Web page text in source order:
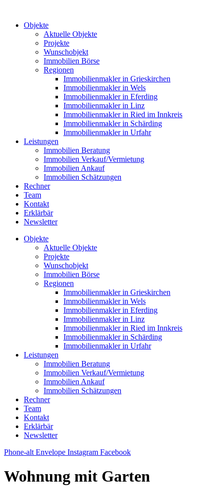
Objekte
Aktuelle Objekte
Projekte
Wunschobjekt
Immobilien Börse
Regionen
Immobilienmakler in Grieskirchen
Immobilienmakler in Wels
Immobilienmakler in Eferding
Immobilienmakler in Linz
Immobilienmakler in Ried im Innkreis
Immobilienmakler in Schärding
Immobilienmakler in Urfahr
Leistungen
Immobilien Beratung
Immobilien Verkauf/Vermietung
Immobilien Ankauf
Immobilien Schätzungen
Rechner
Team
Kontakt
Erklärbär
Newsletter
Objekte
Aktuelle Objekte
Projekte
Wunschobjekt
Immobilien Börse
Regionen
Immobilienmakler in Grieskirchen
Immobilienmakler in Wels
Immobilienmakler in Eferding
Immobilienmakler in Linz
Immobilienmakler in Ried im Innkreis
Immobilienmakler in Schärding
Immobilienmakler in Urfahr
Leistungen
Immobilien Beratung
Immobilien Verkauf/Vermietung
Immobilien Ankauf
Immobilien Schätzungen
Rechner
Team
Kontakt
Erklärbär
Newsletter
Phone-alt Envelope Instagram Facebook
Wohnung mit Garten